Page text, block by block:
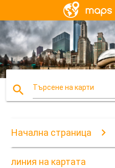
search Търсене на карти
Начална страница
линия на картата